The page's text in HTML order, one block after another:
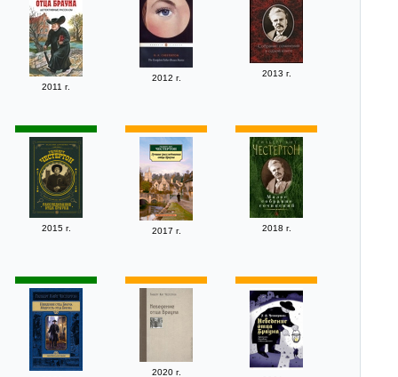
2011 г.
2012 г. 2013 г.
2015 г. 2017 г. 2018 г.
2020 г.